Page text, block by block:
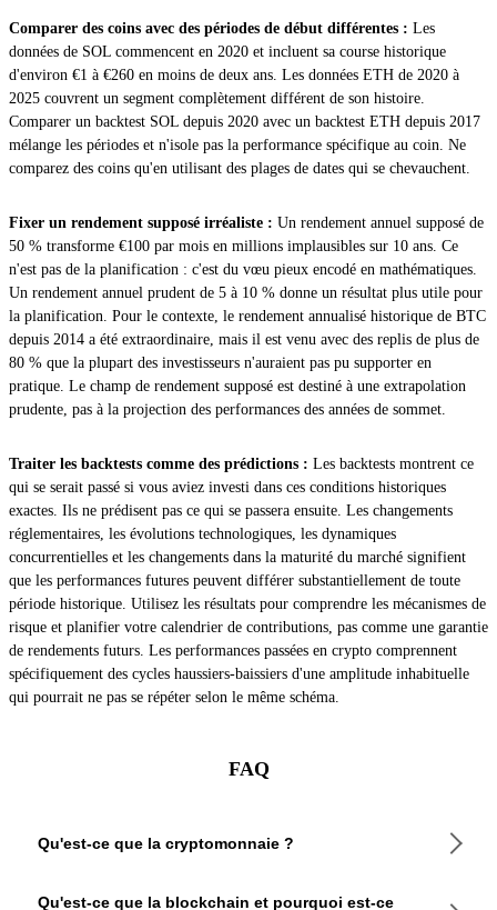
Comparer des coins avec des périodes de début différentes : Les
données de SOL commencent en 2020 et incluent sa course historique
d'environ €1 à €260 en moins de deux ans. Les données ETH de 2020 à
2025 couvrent un segment complètement différent de son histoire.
Comparer un backtest SOL depuis 2020 avec un backtest ETH depuis 2017
mélange les périodes et n'isole pas la performance spécifique au coin. Ne
comparez des coins qu'en utilisant des plages de dates qui se chevauchent.
Fixer un rendement supposé irréaliste : Un rendement annuel supposé de
50 % transforme €100 par mois en millions implausibles sur 10 ans. Ce
n'est pas de la planification : c'est du vœu pieux encodé en mathématiques.
Un rendement annuel prudent de 5 à 10 % donne un résultat plus utile pour
la planification. Pour le contexte, le rendement annualisé historique de BTC
depuis 2014 a été extraordinaire, mais il est venu avec des replis de plus de
80 % que la plupart des investisseurs n'auraient pas pu supporter en
pratique. Le champ de rendement supposé est destiné à une extrapolation
prudente, pas à la projection des performances des années de sommet.
Traiter les backtests comme des prédictions : Les backtests montrent ce
qui se serait passé si vous aviez investi dans ces conditions historiques
exactes. Ils ne prédisent pas ce qui se passera ensuite. Les changements
réglementaires, les évolutions technologiques, les dynamiques
concurrentielles et les changements dans la maturité du marché signifient
que les performances futures peuvent différer substantiellement de toute
période historique. Utilisez les résultats pour comprendre les mécanismes de
risque et planifier votre calendrier de contributions, pas comme une garantie
de rendements futurs. Les performances passées en crypto comprennent
spécifiquement des cycles haussiers-baissiers d'une amplitude inhabituelle
qui pourrait ne pas se répéter selon le même schéma.
FAQ
Qu'est-ce que la cryptomonnaie ?
Qu'est-ce que la blockchain et pourquoi est-ce